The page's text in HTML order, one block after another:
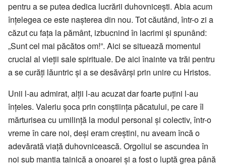
pentru a se putea dedica lucrării duhovnicești. Abia acum
înțelegea ce este nașterea din nou. Tot căutând, într-o zi a
căzut cu fața la pământ, izbucnind în lacrimi și spunând:
„Sunt cel mai păcătos om!”. Aici se situează momentul
crucial al vieții sale spirituale. De aici înainte va trăi pentru
a se curăți lăuntric și a se desăvârși prin unire cu Hristos.
Unii l-au admirat, alții l-au acuzat dar foarte puțini l-au
înțeles. Valeriu șoca prin conștiința păcatului, pe care îl
mărturisea cu umilință la modul personal și colectiv, într-o
vreme în care noi, deși eram creștini, nu aveam încă o
adevărată viață duhovnicească. Orgoliul se ascundea în
noi sub mantia tainică a onoarei și a fost o luptă grea până